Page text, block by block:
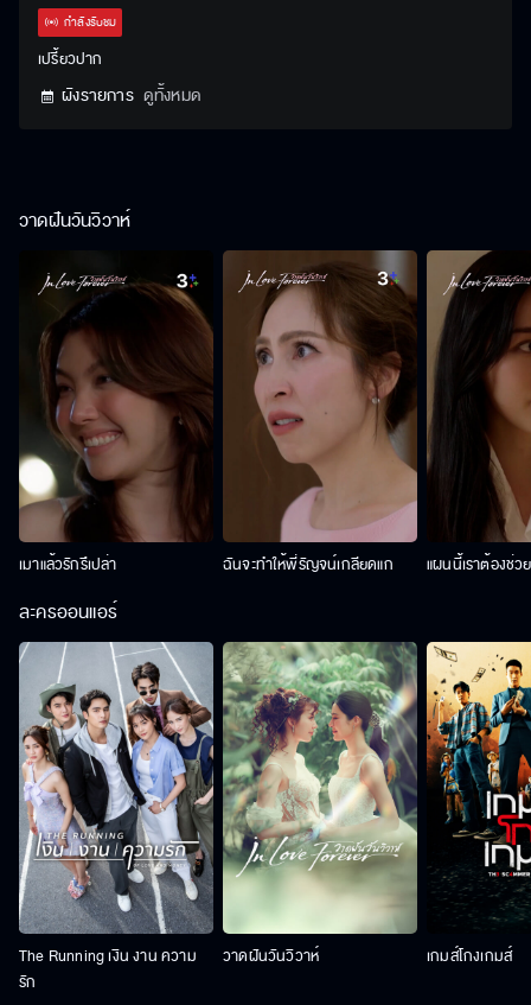
กำลังรับชม
เปรี้ยวปาก
ผังรายการ ดูทั้งหมด
วาดฝันวันวิวาห์
เมาแล้วรักรึเปล่า ฉันจะทำให้พี่รัญจน์เกลียดแก แผนนี้เราต้องช่ว
ละครออนแอร์
The Running เงิน งาน ความ
รัก
วาดฝันวันวิวาห์ เกมส์โกงเกมส์